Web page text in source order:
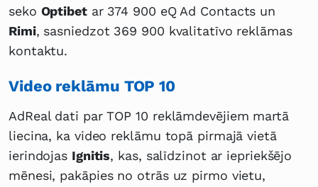
seko Optibetar 374 900 eQ Ad Contacts un
Rimi, sasniedzot 369 900 kvalitatīvo reklāmas
kontaktu.
Video reklāmu TOP 10
AdReal dati par TOP 10 reklāmdevējiem martā
liecina, ka video reklāmu topā pirmajā vietā
ierindojas Ignitis, kas, salīdzinot ar iepriekšējo
mēnesi, pakāpies no otrās uz pirmo vietu,